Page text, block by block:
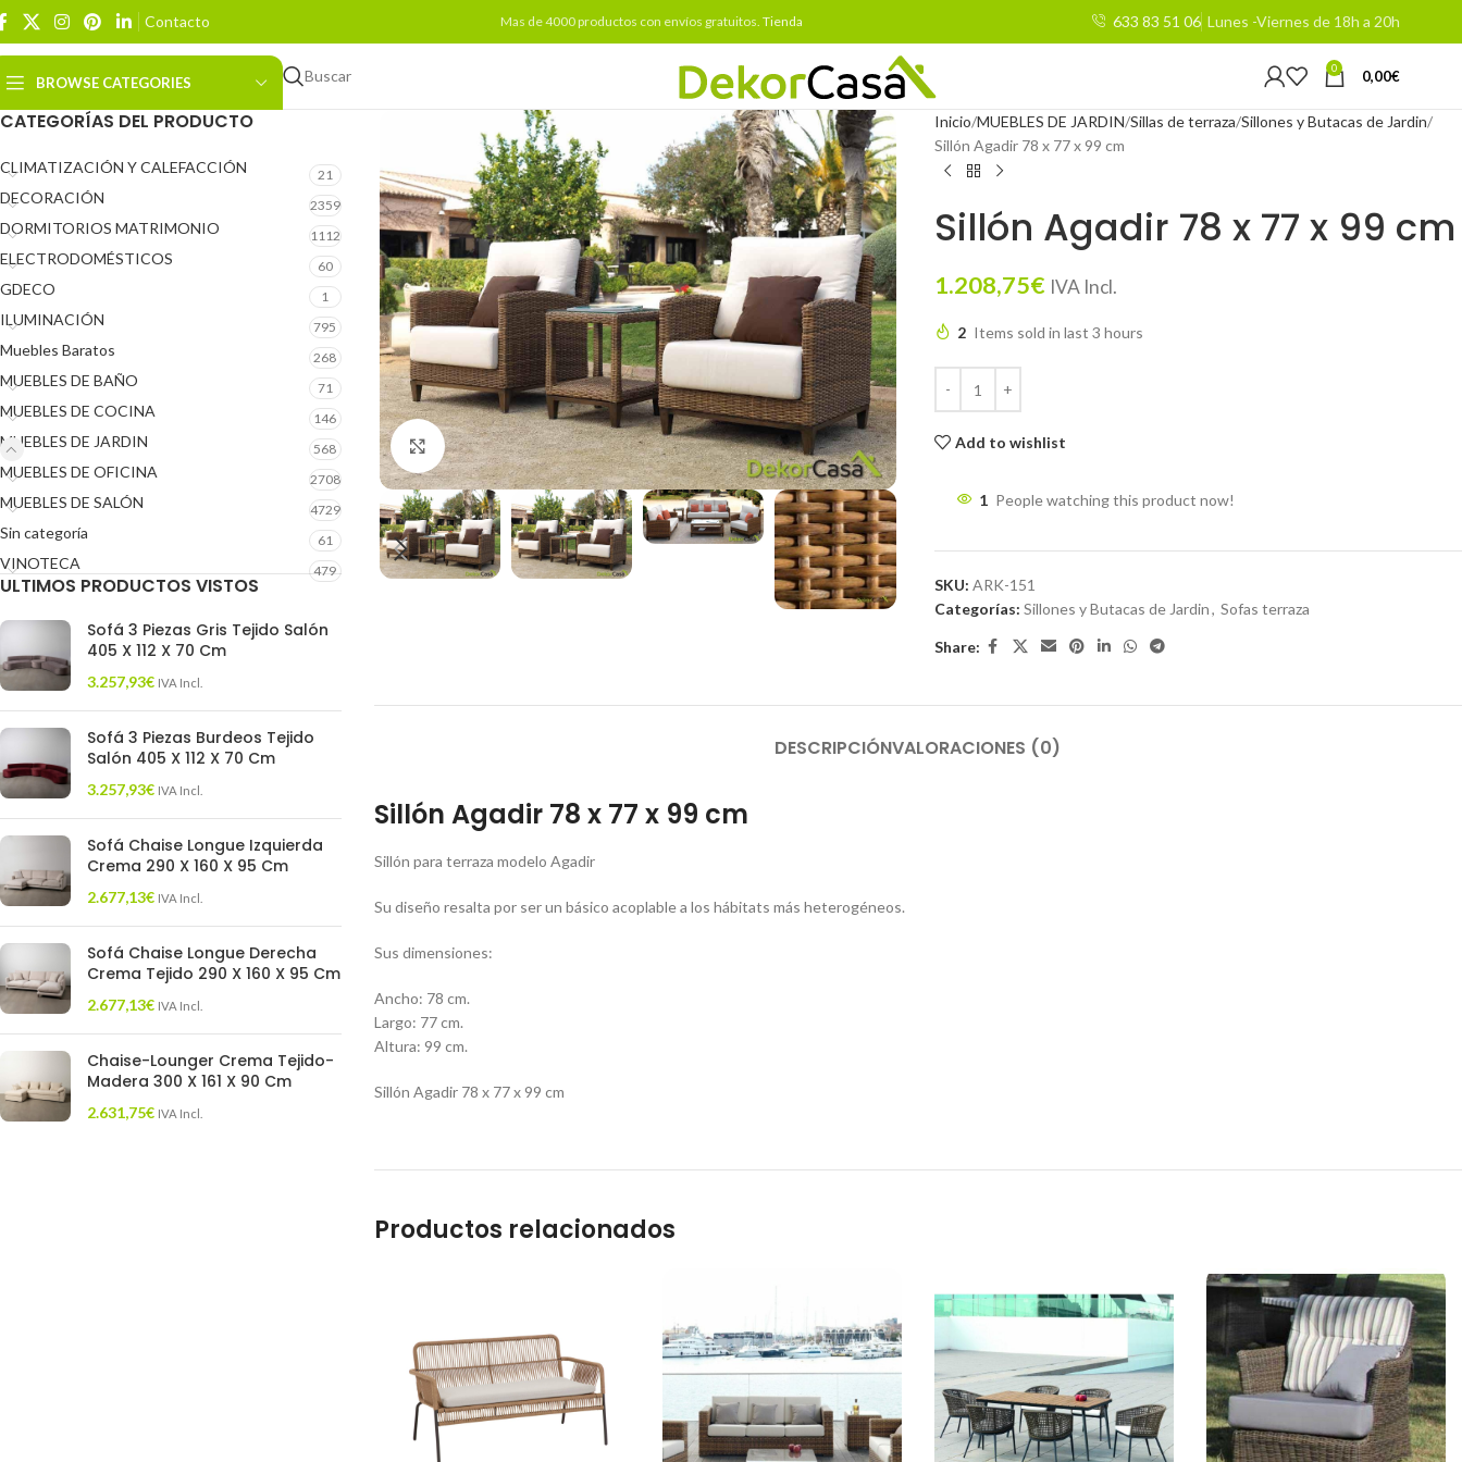
Contacto Mas de 4000 productos con envíos gratuitos. Tienda 633 83 51 06 Lunes -Viernes de 18h a 20h
BROWSE CATEGORIES Buscar 0 0,00€
CATEGORÍAS DEL PRODUCTO
CLIMATIZACIÓN Y CALEFACCIÓN 21
DECORACIÓN 2359
DORMITORIOS MATRIMONIO 1112
ELECTRODOMÉSTICOS 60
GDECO 1
ILUMINACIÓN 795
Muebles Baratos 268
MUEBLES DE BAÑO 71
MUEBLES DE COCINA 146
MUEBLES DE JARDIN 568
MUEBLES DE OFICINA 2708
MUEBLES DE SALÓN 4729
Sin categoría 61
VINOTECA 479
ULTIMOS PRODUCTOS VISTOS
Sofá 3 Piezas Gris Tejido Salón
405 X 112 X 70 Cm
3.257,93€ IVA Incl.
Sofá 3 Piezas Burdeos Tejido
Salón 405 X 112 X 70 Cm
3.257,93€ IVA Incl.
Sofá Chaise Longue Izquierda
Crema 290 X 160 X 95 Cm
2.677,13€ IVA Incl.
Sofá Chaise Longue Derecha
Crema Tejido 290 X 160 X 95 Cm
2.677,13€ IVA Incl.
Chaise-Lounger Crema Tejido-
Madera 300 X 161 X 90 Cm
2.631,75€ IVA Incl.
Click to enlarge
Inicio MUEBLES DE JARDIN Sillas de terraza Sillones y Butacas de Jardin
Sillón Agadir 78 x 77 x 99 cm
Sillón Agadir 78 x 77 x 99 cm
1.208,75€ IVA Incl.
2 Items sold in last 3 hours
Add to wishlist
1 People watching this product now!
SKU: ARK-151
Categorías: Sillones y Butacas de Jardin, Sofas terraza
Share:
DESCRIPCIÓNVALORACIONES (0)
Sillón Agadir 78 x 77 x 99 cm
Sillón para terraza modelo Agadir
Su diseño resalta por ser un básico acoplable a los hábitats más heterogéneos.
Sus dimensiones:
Ancho: 78 cm.
Largo: 77 cm.
Altura: 99 cm.
Sillón Agadir 78 x 77 x 99 cm
Productos relacionados